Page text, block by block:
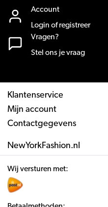
Account
Login of registreer
Vragen?
Stel ons je vraag
Klantenservice
Mijn account
Contactgegevens
NewYorkFashion.nl
Wij versturen met: